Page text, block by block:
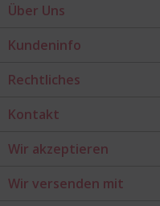
Über Uns
Kundeninfo
Rechtliches
Kontakt
Wir akzeptieren
Wir versenden mit